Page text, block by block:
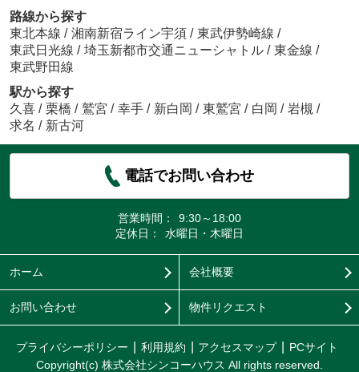
路線から探す
東北本線 / 湘南新宿ライン宇須 / 東武伊勢崎線 /
東武日光線 / 埼玉新都市交通ニューシャトル / 東金線 /
東武野田線
駅から探す
久喜 / 栗橋 / 鷲宮 / 幸手 / 新白岡 / 東鷲宮 / 白岡 / 岩槻 /
求名 / 新古河
電話でお問い合わせ
営業時間：
9:30～18:00
定休日：
水曜日・木曜日
ホーム 会社概要
お問い合わせ 物件リクエスト
プライバシーポリシー 利用規約 アクセスマップ
PCサイト
Copyright(c) 株式会社シンコーハウス All rights reserved.